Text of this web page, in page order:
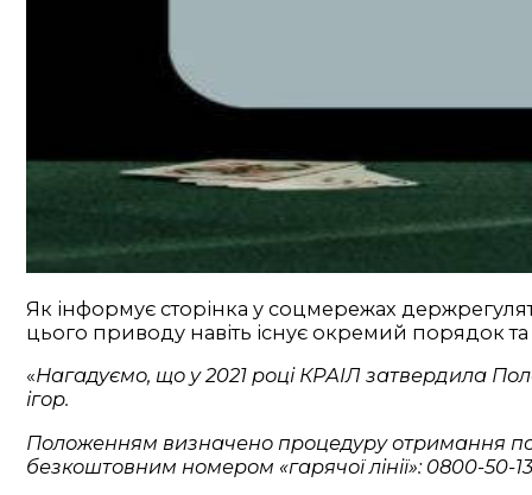
Як інформує сторінка у соцмережах
цього приводу навіть існує окремий порядок
«Нагадуємо, що у 2021 році КРАІЛ затвердила
ігор.
Положенням визначено процедуру отримання
безкоштовним номером «гарячої лінії»: 0800-50-